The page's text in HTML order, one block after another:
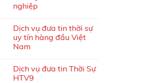
nghiệp
Dịch vụ đưa tin thời sự
uy tín hàng đầu Việt
Nam
Dịch vụ đưa tin Thời Sự
HTV9